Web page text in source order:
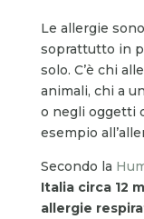
Le allergie
soprattutto in
solo. C’è chi
animali, chi a
o negli oggetti
esempio
Secondo la
Italia circa 12
allergie